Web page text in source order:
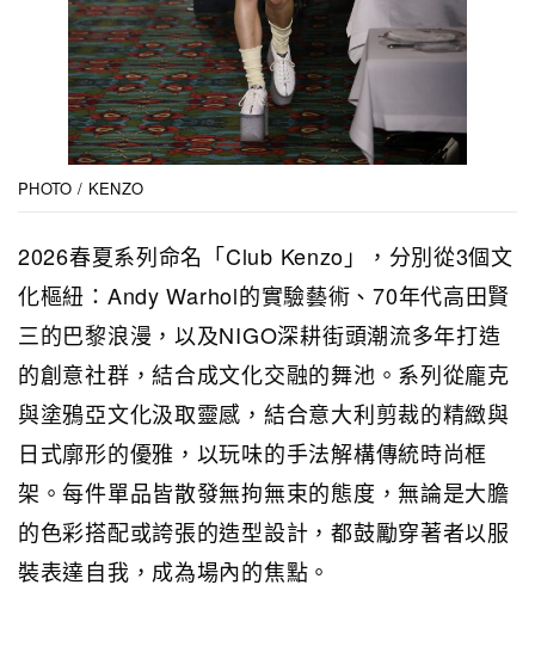
PHOTO / KENZO
2026春夏系列命名「Club Kenzo」，分別從3個文
化樞紐：Andy Warhol的實驗藝術、70年代高田賢
三的巴黎浪漫，以及NIGO深耕街頭潮流多年打造
的創意社群，結合成文化交融的舞池。系列從龐克
與塗鴉亞文化汲取靈感，結合意大利剪裁的精緻與
日式廓形的優雅，以玩味的手法解構傳統時尚框
架。每件單品皆散發無拘無束的態度，無論是大膽
的色彩搭配或誇張的造型設計，都鼓勵穿著者以服
裝表達自我，成為場內的焦點。